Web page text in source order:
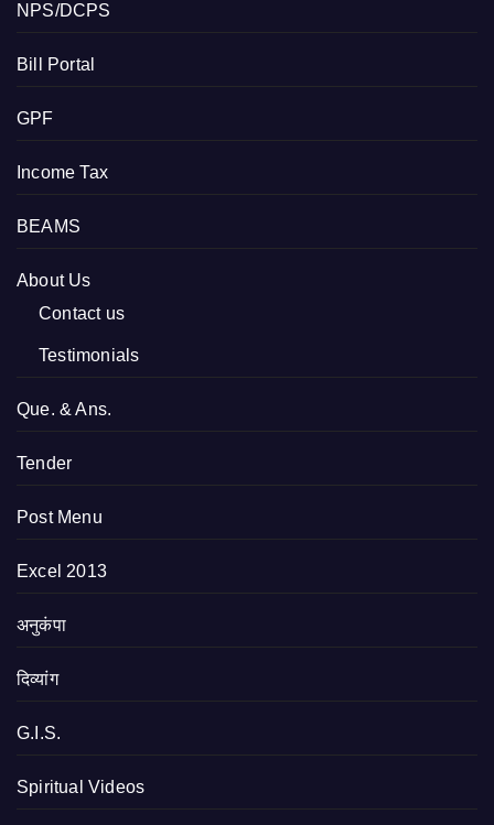
NPS/DCPS
Bill Portal
GPF
Income Tax
BEAMS
About Us
Contact us
Testimonials
Que. & Ans.
Tender
Post Menu
Excel 2013
अनुकंपा
दिव्यांग
G.I.S.
Spiritual Videos